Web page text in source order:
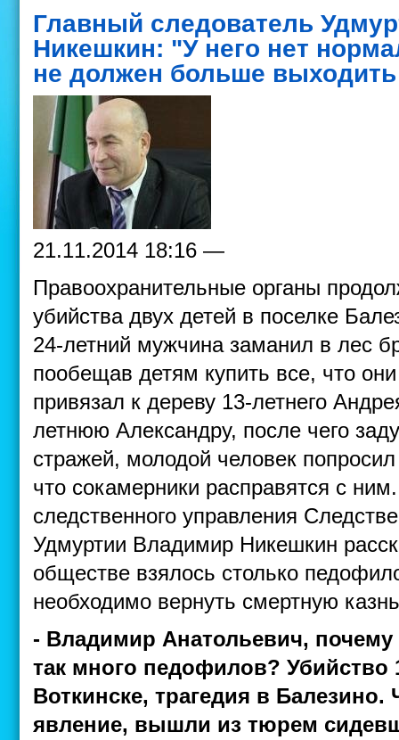
Главный следователь
Никешкин: "У него нет
не должен больше
21.11.2014 18:16 —
Правоохранительные органы
убийства двух детей в поселке
24-летний мужчина заманил в лес
пообещав детям купить все, что
привязал к дереву 13-летнего
летнюю Александру, после чего
стражей, молодой человек
что сокамерники расправятся с
следственного управления
Удмуртии Владимир Никешкин
обществе взялось столько
необходимо вернуть смертную
- Владимир Анатольевич,
так много педофилов? Убийство
Воткинске, трагедия в Балезино.
явление, вышли из тюрем